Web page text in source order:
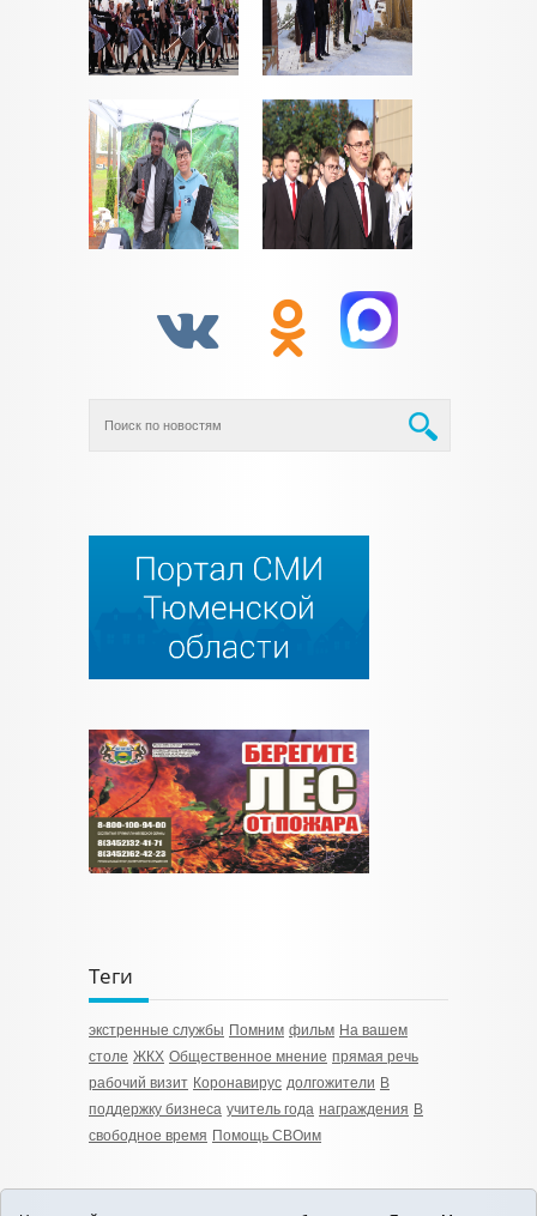
Теги
экстренные службы Помним фильм На вашем
столе ЖКХ Общественное мнение прямая речь
рабочий визит Коронавирус долгожители В
поддержку бизнеса учитель года награждения В
свободное время Помощь СВОим